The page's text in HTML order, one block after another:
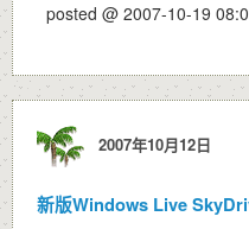
posted @ 2007-10-19
2007年10月12日
新版Windows Live